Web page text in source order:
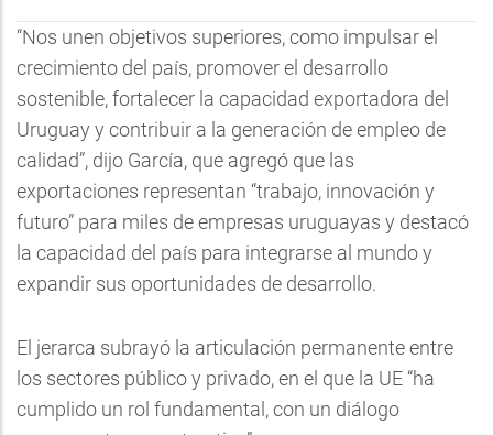
“Nos unen objetivos superiores, como impulsar el
crecimiento del país, promover el desarrollo
sostenible, fortalecer la capacidad exportadora del
Uruguay y contribuir a la generación de empleo de
calidad”, dijo García, que agregó que las
exportaciones representan “trabajo, innovación y
futuro” para miles de empresas uruguayas y destacó
la capacidad del país para integrarse al mundo y
expandir sus oportunidades de desarrollo.
El jerarca subrayó la articulación permanente entre
los sectores público y privado, en el que la UE “ha
cumplido un rol fundamental, con un diálogo